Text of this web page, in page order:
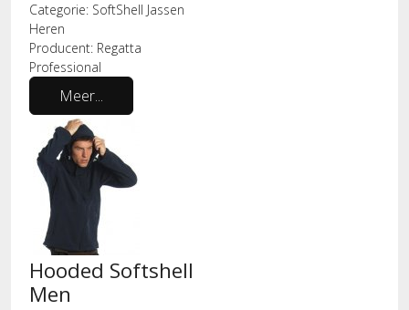
Categorie: SoftShell Jassen
Heren
Producent: Regatta
Professional
Meer...
Hooded Softshell
Men